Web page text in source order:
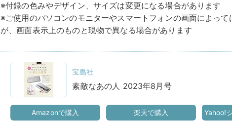
※付録の色みやデザイン、サイズは変更になる場合があります
※ご使用のパソコンのモニターやスマートフォンの画面によって
が、画面表示上のものと現物で異なる場合があります
宝島社
素敵なあの人 2023年8月号
Amazonで購入 楽天で購入 Yahoo!